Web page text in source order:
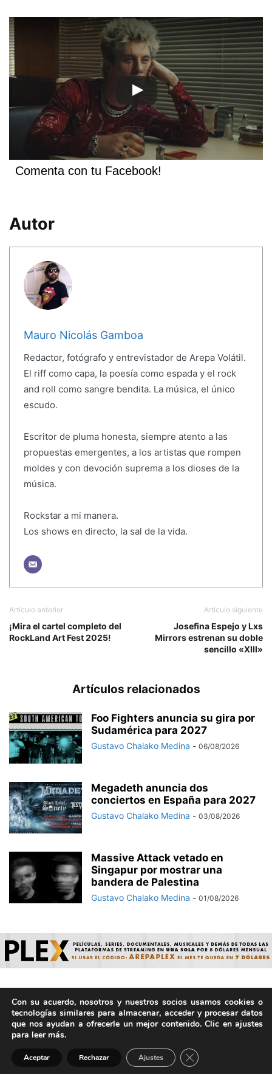
Comenta con tu Facebook!
Autor
Mauro Nicolás Gamboa
Redactor, fotógrafo y entrevistador de Arepa Volátil.
El riff como capa, la poesía como espada y el rock
and roll como sangre bendita. La música, el único
escudo.
Escritor de pluma honesta, siempre atento a las
propuestas emergentes, a los artistas que rompen
moldes y con devoción suprema a los dioses de la
música.
Rockstar a mi manera.
Los shows en directo, la sal de la vida.
Artículo anterior
¡Mira el cartel completo del
RockLand Art Fest 2025!
Artículo siguiente
Josefina Espejo y Lxs
Mirrors estrenan su doble
sencillo «XIII»
Artículos relacionados
Foo Fighters anuncia su gira por
Sudamérica para 2027
Gustavo Chalako Medina - 06/08/2026
Megadeth anuncia dos
conciertos en España para 2027
Gustavo Chalako Medina - 03/08/2026
Massive Attack vetado en
Singapur por mostrar una
bandera de Palestina
Gustavo Chalako Medina - 01/08/2026
© ArepaVolatil.Com 2021-2025 - Hecho por humanos, no por
IA. | Todos los derechos reservados.
Con su acuerdo, nosotros y nuestros socios usamos cookies o
tecnologías similares para almacenar, acceder y procesar datos
que nos ayudan a ofrecerle un mejor contenido. Clic en ajustes
para leer más.
Aceptar Rechazar Ajustes Cerrar el banner de